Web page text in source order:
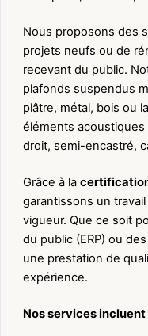
Nous proposons des
projets neufs ou de
recevant du public.
plafonds suspendus
plâtre, métal, bois ou
éléments
droit, semi-encastré,
Grâce à la certification
garantissons un
vigueur. Que ce soit
du public (ERP) ou
une prestation de
expérience.
Nos services incluent